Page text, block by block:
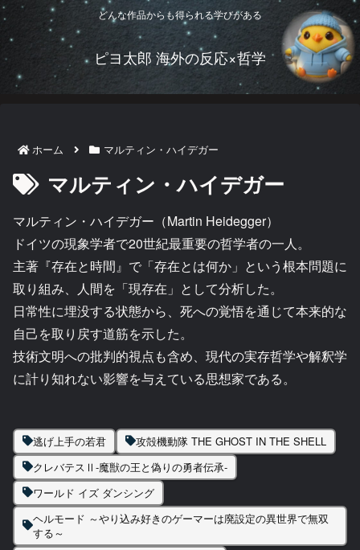
どんな作品からも得られる学びがある
ピヨ太郎 海外の反応×哲学
ホーム マルティン・ハイデガー
マルティン・ハイデガー
マルティン・ハイデガー（Martin Heidegger）
ドイツの現象学者で20世紀最重要の哲学者の一人。
主著『存在と時間』で「存在とは何か」という根本問題に
取り組み、人間を「現存在」として分析した。
日常性に埋没する状態から、死への覚悟を通じて本来的な
自己を取り戻す道筋を示した。
技術文明への批判的視点も含め、現代の実存哲学や解釈学
に計り知れない影響を与えている思想家である。
逃げ上手の若君
攻殻機動隊 THE GHOST IN THE SHELL
クレバテスⅡ-魔獣の王と偽りの勇者伝承-
ワールド イズ ダンシング
ヘルモード ～やり込み好きのゲーマーは廃設定の異世界で無双
する～